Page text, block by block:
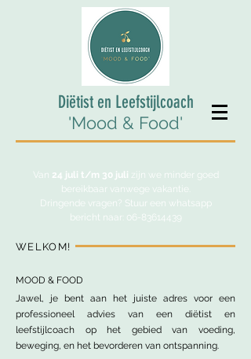
Diëtist en Leefstijlcoach
'Mood & Food'
Van 24 juli t/m 30 juli zijn we minder goed
bereikbaar vanwege vakantie.
Dringende vragen? Stuur een whatsapp
bericht naar: 06-83614439
WELKOM!
MOOD & FOOD
Jawel, je bent aan het juiste adres voor een
professioneel advies van een diëtist en
leefstijlcoach op het gebied van voeding,
beweging, en het bevorderen van ontspanning.